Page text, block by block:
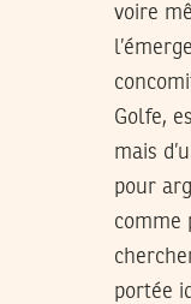
voire
Golfe,
mais
pour
comme
portée